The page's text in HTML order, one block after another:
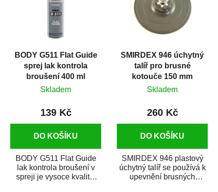
BODY G511 Flat Guide
sprej lak kontrola
broušení 400 ml
Skladem
139 Kč
DO KOŠÍKU
BODY G511 Flat Guide
lak kontrola broušení v
spreji je vysoce kvalitní
SMIRDEX 946 úchytný
talíř pro brusné
kotouče 150 mm
Skladem
260 Kč
DO KOŠÍKU
SMIRDEX 946 plastový
úchytný talíř se používá k
upevnění brusných